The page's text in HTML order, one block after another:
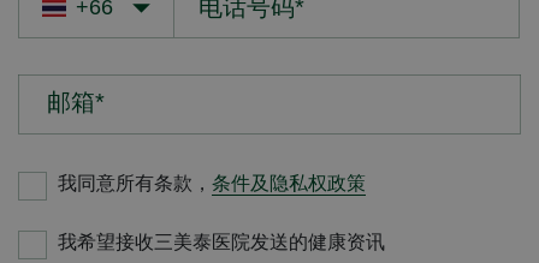
邮箱*
我同意所有条款， 条件及隐私权政策
我希望接收三美泰医院发送的健康资讯